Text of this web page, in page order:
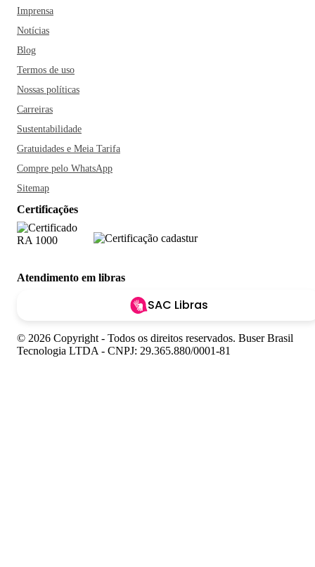
Imprensa
Notícias
Blog
Termos de uso
Nossas políticas
Carreiras
Sustentabilidade
Gratuidades e Meia Tarifa
Compre pelo WhatsApp
Sitemap
Certificações
Atendimento em libras
SAC Libras
© 2026 Copyright - Todos os direitos reservados. Buser Brasil
Tecnologia LTDA - CNPJ: 29.365.880/0001-81